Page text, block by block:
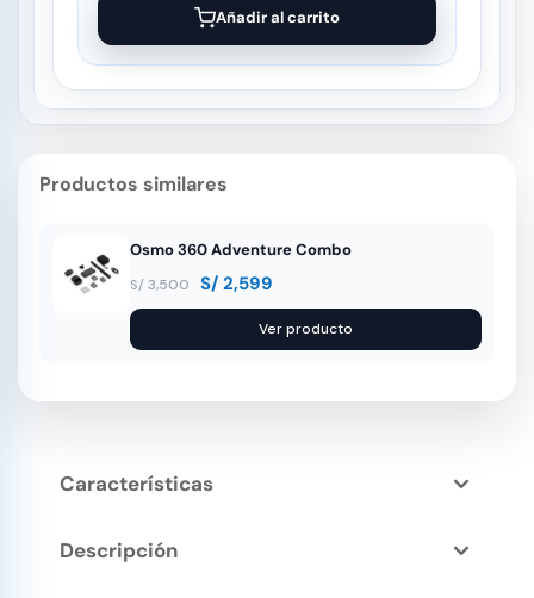
Añadir al carrito
Productos similares
Osmo 360 Adventure Combo
S/3,500 S/ 2,599
Ver producto
Características
Descripción